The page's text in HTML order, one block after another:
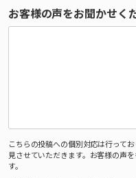
お客様の声をお聞かせく
こちらの投稿への個別対応は行って
見させていただきます。お客様の声
す。